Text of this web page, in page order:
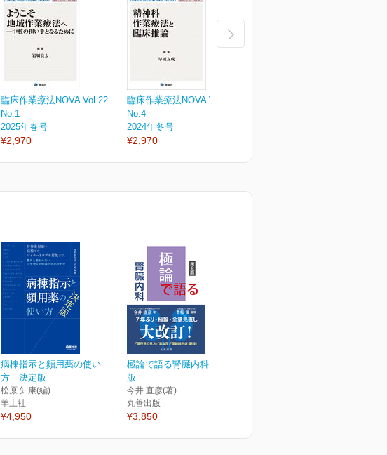
臨床作業療法NOVA Vol.22
No.1
2025年春号
¥2,970
臨床作業療法NOVA Vol.21
No.4
2024年冬号
¥2,970
病棟指示と頻用薬の使い
方 決定版
松原 知康(編)
羊土社
¥4,950
極論で語る腎臓内科 第2
版
今井 直彦(著)
丸善出版
¥3,850